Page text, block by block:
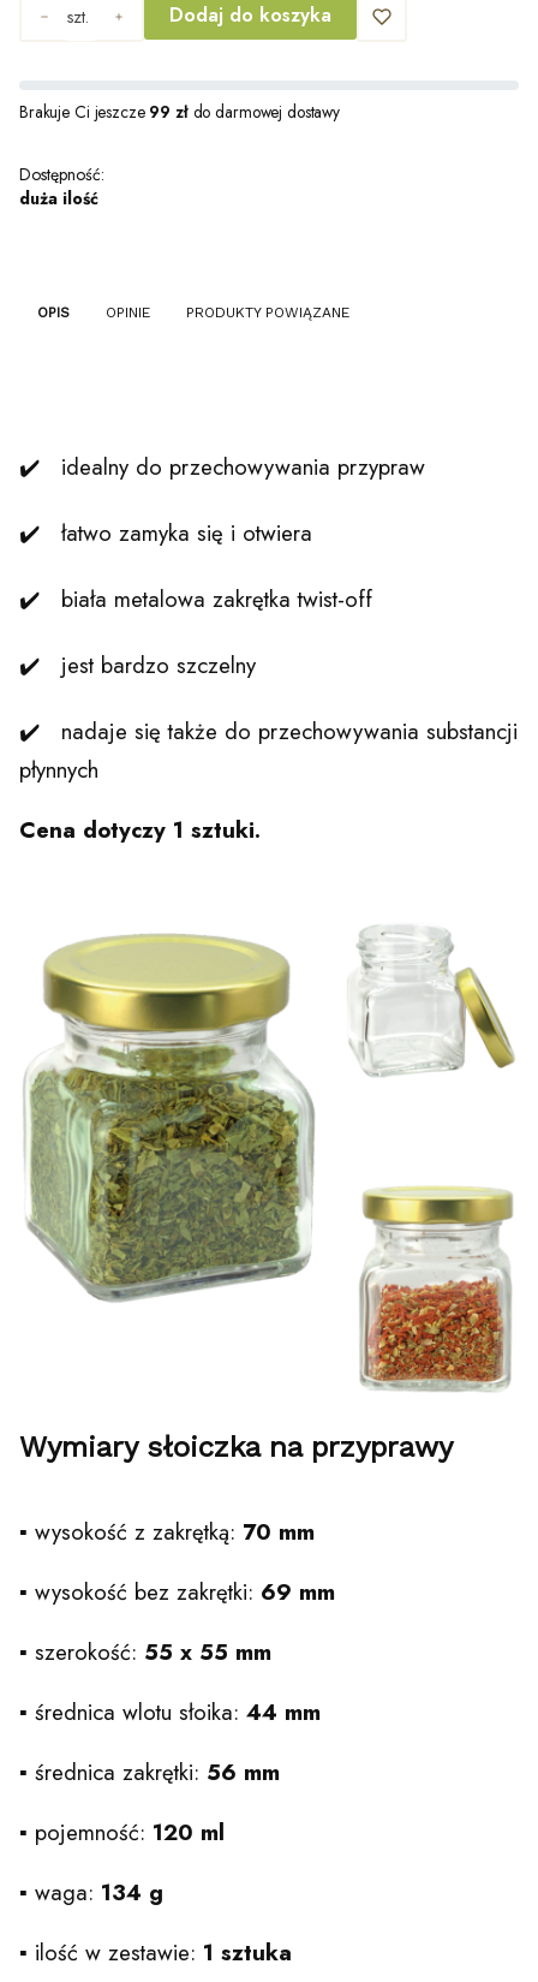
szt.
Dodaj do koszyka
Brakuje Ci jeszcze 99 złdo darmowej dostawy
Dostępność:
duża ilość
OPIS OPINIE PRODUKTY POWIĄZANE
✔️ idealny do przechowywania przypraw
✔️ łatwo zamyka się i otwiera
✔️ biała metalowa zakrętka twist-off
✔️ jest bardzo szczelny
✔️ nadaje się także do przechowywania substancji
płynnych
Cena dotyczy 1 sztuki.
Wymiary słoiczka na przyprawy
▪️ wysokość z zakrętką: 70 mm
▪️ wysokość bez zakrętki: 69 mm
▪️ szerokość: 55 x 55 mm
▪️ średnica wlotu słoika: 44 mm
▪️ średnica zakrętki: 56 mm
▪️ pojemność: 120 ml
▪️ waga: 134 g
▪️ ilość w zestawie: 1 sztuka